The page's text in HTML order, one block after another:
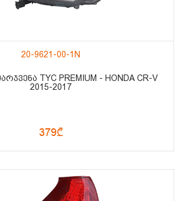
20-9621-00-1N
TYC PREMIUM - HONDA CR-V
2015-2017
379₾